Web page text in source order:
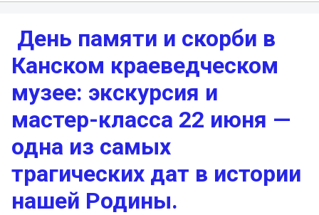
️ День памяти и скорби в
Канском краеведческом
музее: экскурсия и
мастер-класса 22 июня —
одна из самых
трагических дат в истории
нашей Родины.